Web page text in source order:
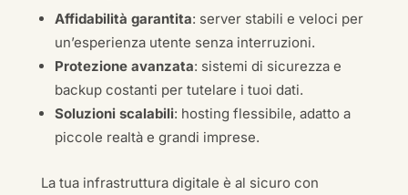
Affidabilità garantita: server stabili e veloci per
un’esperienza utente senza interruzioni.
Protezione avanzata: sistemi di sicurezza e
backup costanti per tutelare i tuoi dati.
Soluzioni scalabili: hosting flessibile, adatto a
piccole realtà e grandi imprese.
La tua infrastruttura digitale è al sicuro con